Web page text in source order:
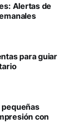
Alertas de
para guiar
con